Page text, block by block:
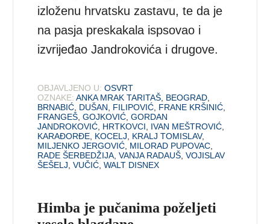
izloženu hrvatsku zastavu, te da je
na pasja preskakala ispsovao i
izvrijeđao Jandrokovića i drugove.
OBJAVLJENO U: OSVRT
OZNAKE: ANKA MRAK TARITAŠ, BEOGRAD,
BRNABIĆ, DUŠAN, FILIPOVIĆ, FRANE KRŠINIĆ,
FRANGEŠ,GOJKOVIĆ,GORDAN
JANDROKOVIĆ, HRTKOVCI, IVAN MEŠTROVIĆ,
KARAĐORĐE, KOCELJ, KRALJ TOMISLAV,
MILJENKO JERGOVIĆ, MILORAD PUPOVAC,
RADE ŠERBEDŽIJA,VANJA RADAUŠ,VOJISLAV
ŠEŠELJ,VUČIĆ,WALT DISNEX
Himba je pučanima poželjeti